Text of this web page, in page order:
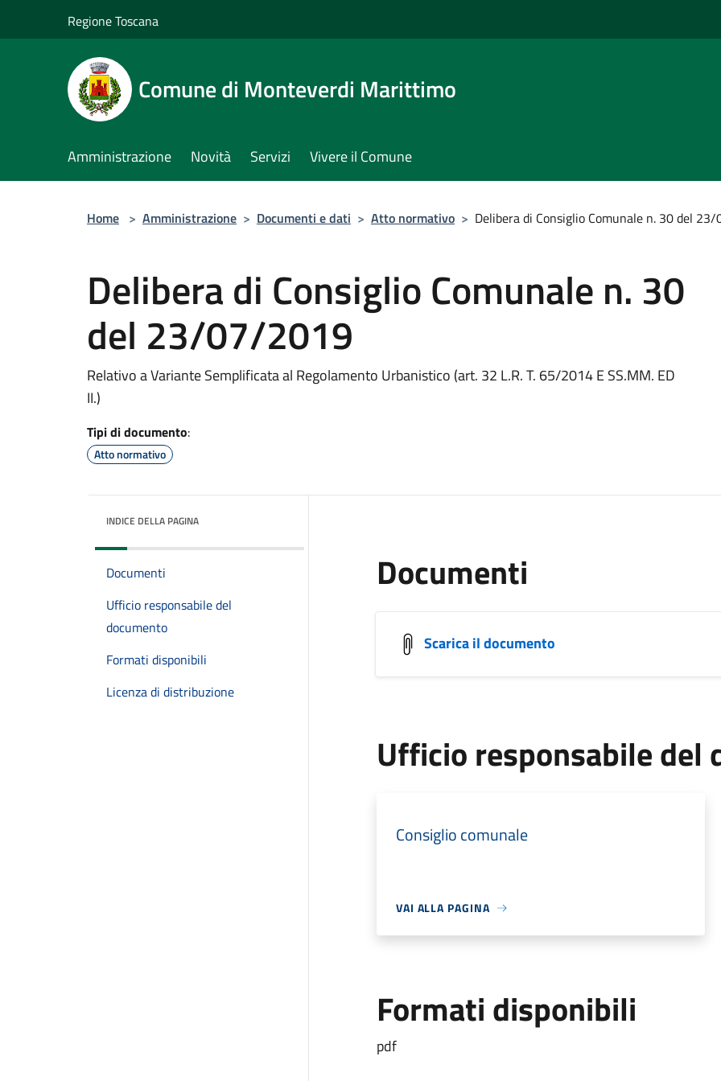
Regione Toscana
Comune di Monteverdi Marittimo
Amministrazione Novità Servizi Vivere il Comune
Home > Amministrazione > Documenti e dati > Atto normativo > Delibera di Consiglio Comunale n. 30 del
Delibera di Consiglio Comunale n. 30
del 23/07/2019
Relativo a Variante Semplificata al Regolamento Urbanistico (art. 32 L.R. T. 65/2014 E SS.MM. ED
II.)
Tipi di documento:
Atto normativo
INDICE DELLA PAGINA
Documenti
Ufficio responsabile del
documento
Formati disponibili
Licenza di distribuzione
Documenti
Scarica il documento
Ufficio responsabile del
Consiglio comunale
VAI ALLA PAGINA
Formati disponibili
pdf